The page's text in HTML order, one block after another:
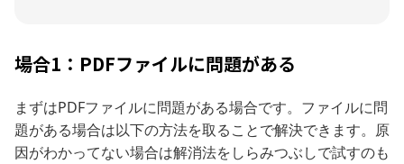
場合1：PDFファイルに問題がある
まずはPDFファイルに問題がある場合です。ファイルに問
題がある場合は以下の方法を取ることで解決できます。原
因がわかってない場合は解消法をしらみつぶしで試すのも